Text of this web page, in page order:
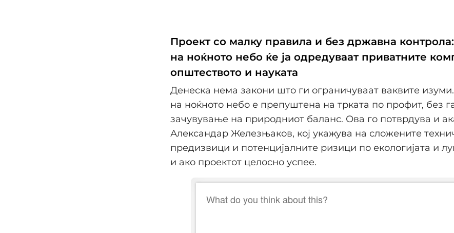
Проект со малку правила и без државна
на ноќното небо ќе ја одредуваат приватните
општеството и науката
Денеска нема закони што ги ограничуваат ваквите
на ноќното небо е препуштена на трката по профит, без
зачувување на природниот баланс. Ова го потврдува и
Александар Железњаков, кој укажува на сложените
предизвици и потенцијалните ризици по екологијата и
и ако проектот целосно успее.